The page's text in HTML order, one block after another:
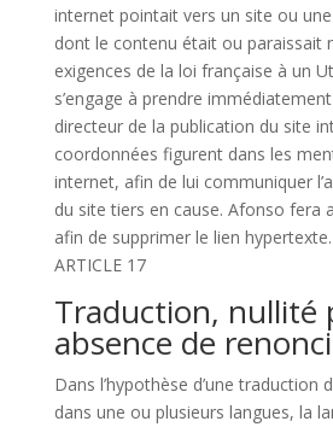
internet pointait vers un site ou
dont le contenu était ou paraissait
exigences de la loi française à un
s’engage à prendre
directeur de la publication du site
coordonnées figurent dans les
internet, afin de lui communiquer
du site tiers en cause. Afonso fera
afin de supprimer le lien hypertexte.
ARTICLE 17
Traduction, nullité
absence de
Dans l’hypothèse d’une traduction
dans une ou plusieurs langues, la